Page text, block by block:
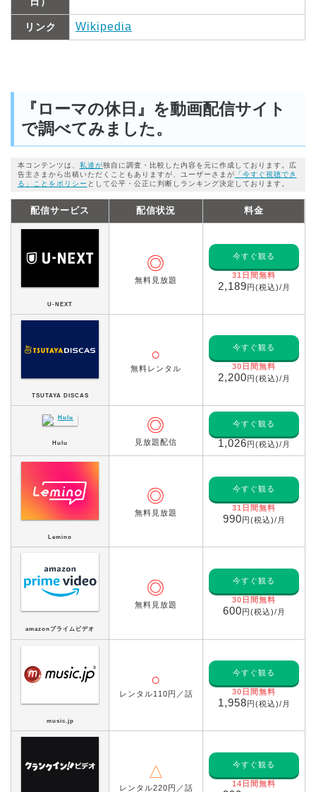
リンク Wikipedia
『ローマの休日』を動画配信サイト
で調べてみました。
本コンテンツは、 私達が独自に調査・比較した内容を元に作成しております。広
告主さまから出稿いただくこともありますが、ユーザーさまが 「今すぐ視聴でき
る」ことをポリシー として公平・公正に判断しランキング決定しております。
配信サービス 配信状況 料金
U-NEXT
◎
無料見放題
今すぐ観る
31日間無料
2,189円(税込)/月
TSUTAYA DISCAS
○
無料レンタル
今すぐ観る
30日間無料
2,200円(税込)/月
Hulu
◎
見放題配信
今すぐ観る
1,026円(税込)/月
Lemino
◎
無料見放題
今すぐ観る
31日間無料
990円(税込)/月
amazonプライムビデオ
◎
無料見放題
今すぐ観る
30日間無料
600円(税込)/月
music.jp
○
レンタル110円／話
今すぐ観る
30日間無料
1,958円(税込)/月
△
レンタル220円／話
今すぐ観る
14日間無料